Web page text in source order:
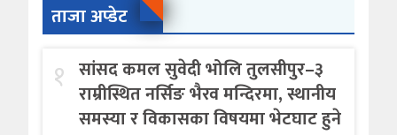
ताजा अप्डेट
१ सांसद कमल सुवेदी भोलि तुलसीपुर–३
राम्रीस्थित नर्सिङ भैरव मन्दिरमा, स्थानीय
समस्या र विकासका विषयमा भेटघाट हुने